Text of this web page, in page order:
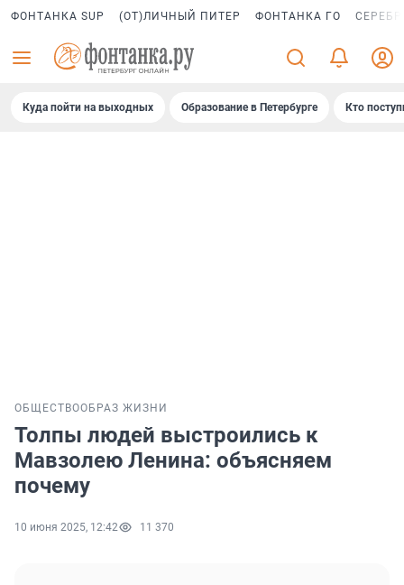
ФОНТАНКА SUP (ОТ)ЛИЧНЫЙ ПИТЕР ФОНТАНКА ГО
Куда пойти на выходных Образование в Петербурге Кто
ОБЩЕСТВООБРАЗ ЖИЗНИ
Толпы людей выстроились к
Мавзолею Ленина: объясняем
почему
10 июня 2025, 12:42 11 370